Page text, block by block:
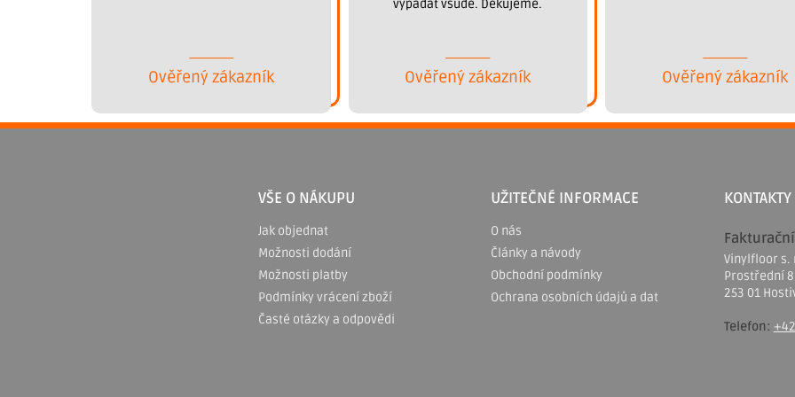
Ověřený zákazník
vypadat všude. Děkujeme.
Ověřený zákazník Ověřený zákazník
VŠE O NÁKUPU
Jak objednat
Možnosti dodání
Možnosti platby
Podmínky vrácení zboží
Časté otázky a odpovědi
UŽITEČNÉ INFORMACE
O nás
Články a návody
Obchodní podmínky
Ochrana osobních údajů a dat
KONTAKTY
Vinylfloor s.
Prostřední
253 01
Telefon: